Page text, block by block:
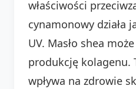
właściwości
cynamonowy działa
UV. Masło shea
produkcję kolagenu.
wpływa na zdrowie